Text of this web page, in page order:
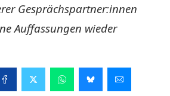
Gesprächspartner:innen
Auffassungen wieder